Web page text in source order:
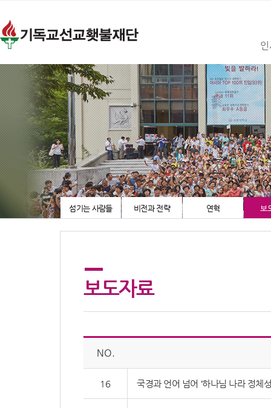
섬기는 사람들 비전과 전략 연혁 보
보도자료
NO.
16 국경과 언어 넘어 ‘하나님 나라 정체